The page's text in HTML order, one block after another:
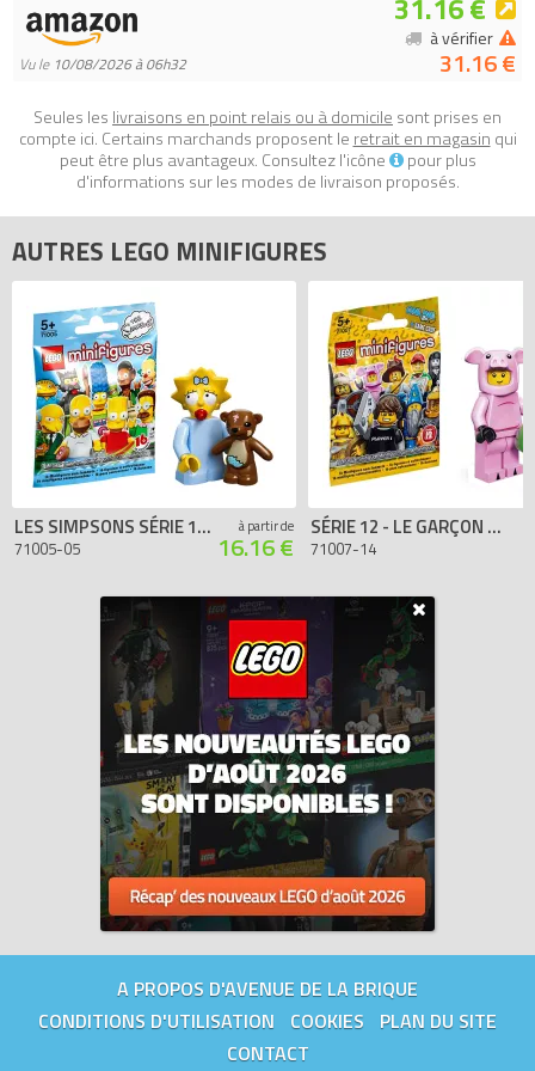
comparateur de prix 100% LEGO.
Code EAN du LEGO Minifigures 71005-13 : 0799493906011.
Vu le 10/08/2026 à 06h32 31.16 €
à vérifier
Seules les livraisons en point relais ou à domicile sont prises en
compte ici. Certains marchands proposent le retrait en magasin qui
peut être plus avantageux. Consultez l'icône
pour plus
d'informations sur les modes de livraison proposés.
AUTRES LEGO MINIFIGURES
LES SIMPSONS SÉRIE 1 - MAGGIE SIMPSON
71005-05
à partir de
16.16 €
SÉRIE 12 - LE GARÇON DÉGUISÉ EN COCHON
71007-14
A PROPOS D'AVENUE DE LA BRIQUE
CONDITIONS D'UTILISATION
COOKIES
PLAN DU SITE
CONTACT